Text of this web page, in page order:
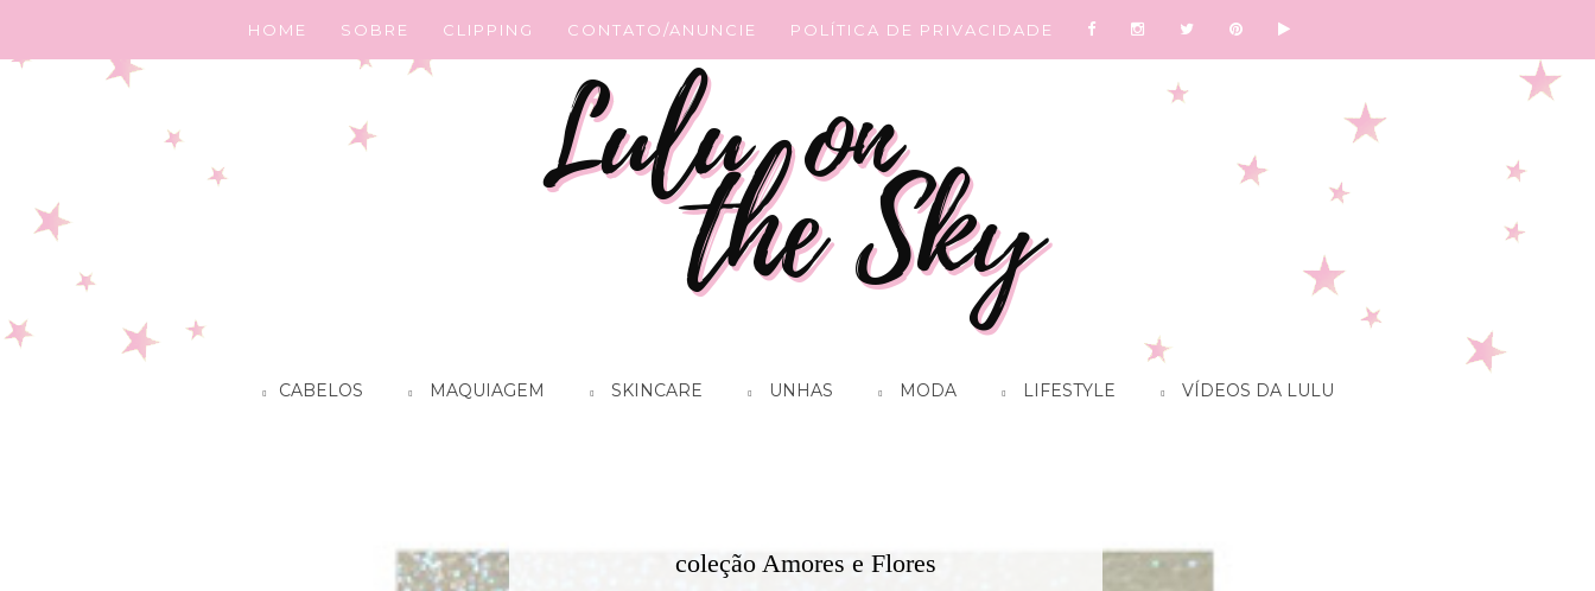
HOME SOBRE CLIPPING CONTATO/ANUNCIE POLÍTICA DE PRIVACIDADE
CABELOS MAQUIAGEM SKINCARE UNHAS MODA LIFESTYLE VÍDEOS DA LULU
coleção Amores e Flores